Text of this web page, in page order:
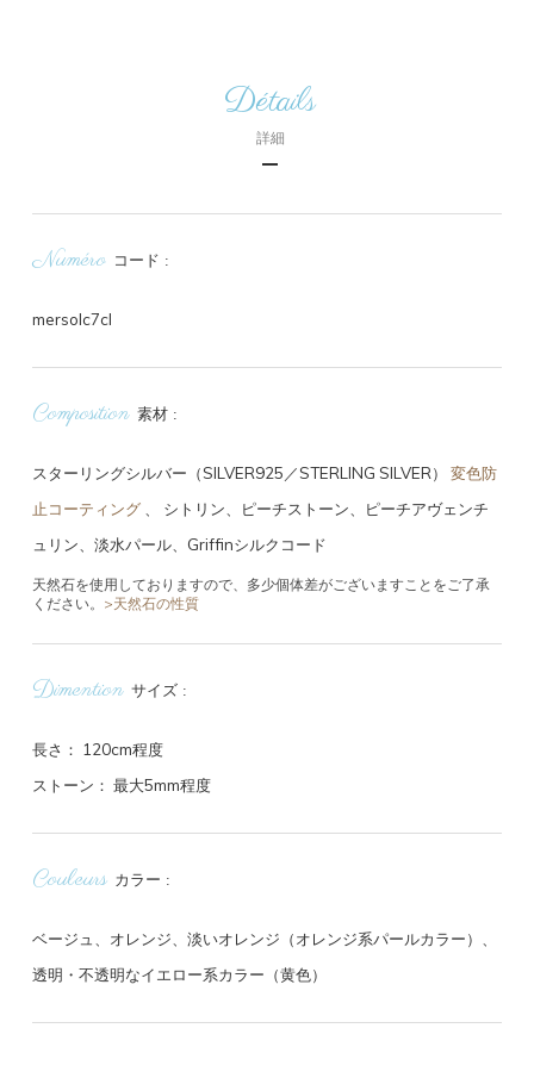
Détails
詳細
Numéro コード
mersolc7cl
Composition 素材
スターリングシルバー（SILVER925／STERLING SILVER） 変色防
止コーティング、 シトリン、ピーチストーン、ピーチアヴェンチ
ュリン、淡水パール、Griffinシルクコード
天然石を使用しておりますので、多少個体差がございますことをご了承
ください。 >天然石の性質
Dimention サイズ
長さ： 120cm程度
ストーン： 最大5mm程度
Couleurs カラー
ベージュ、オレンジ、淡いオレンジ（オレンジ系パールカラー）、
透明・不透明なイエロー系カラー（黄色）